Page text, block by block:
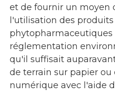
et de fournir un moyen
l'utilisation des produits
phytopharmaceutiques
réglementation
qu'il suffisait
de terrain sur papier
numérique avec l'aide